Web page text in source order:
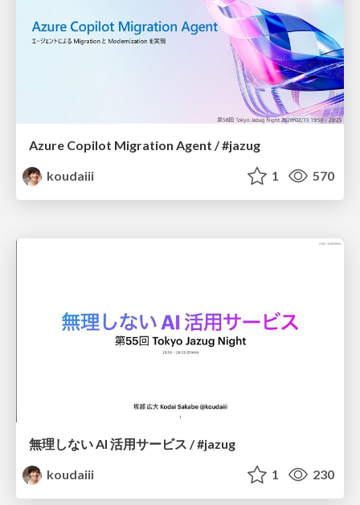
Azure Copilot Migration Agent / #jazug
koudaiii
1 570
無理しない AI 活用サービス / #jazug
koudaiii
1 230